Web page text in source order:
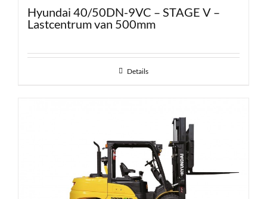
Hyundai 40/50DN-9VC – STAGE V –
Lastcentrum van 500mm
Details